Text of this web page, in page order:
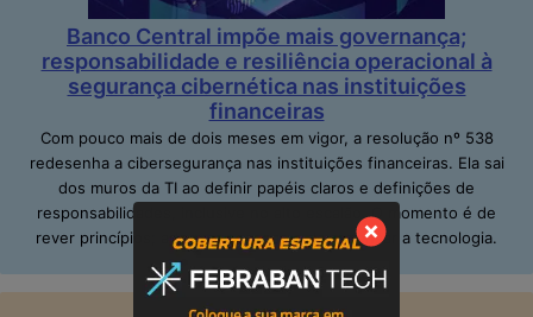
Banco Central impõe mais governança;
responsabilidade e resiliência operacional à
segurança cibernética nas instituições
financeiras
Com pouco mais de dois meses em vigor, a resolução nº 538
redesenha a cibersegurança nas instituições financeiras. Ela sai
dos muros da TI ao definir papéis claros e definições de
responsabilidades, inclusive no alto escalão. O momento é de
rever princípios; adequar pessoas e de repensar a tecnologia.